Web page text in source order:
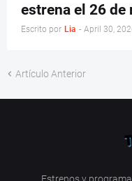
estrena el 26 de
Escrito por Lia - April 30,
Artículo Anterior